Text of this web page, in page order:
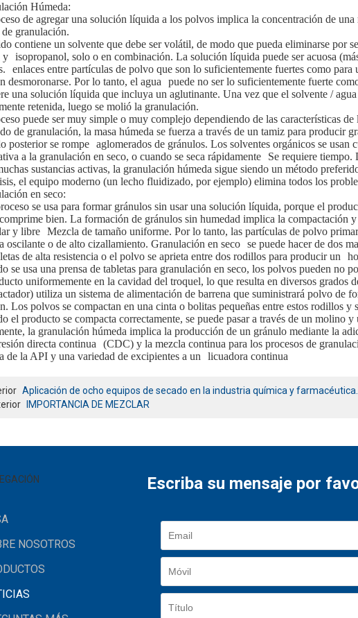
Húmeda:
de agregar una solución líquida a los polvos implica la concentración de
granulación.
contiene un solvente que debe ser volátil, de modo que pueda eliminarse por
y isopropanol, solo o en combinación. La solución líquida puede ser acuosa
enlaces entre partículas de polvo que son lo suficientemente fuertes como
desmoronarse. Por lo tanto, el agua
puede no ser lo suficientemente fuerte
una solución líquida que incluya un aglutinante. Una vez que el solvente /
retenida, luego se molió la granulación.
puede ser muy simple o muy complejo dependiendo de las características
de granulación, la masa húmeda se fuerza a través de un tamiz para producir
posterior se rompe aglomerados de gránulos. Los solventes orgánicos se usan
a la granulación en seco, o cuando se seca rápidamente
Se requiere tiempo.
sustancias activas, la granulación húmeda sigue siendo un método
el equipo moderno (un lecho fluidizado, por ejemplo) elimina todos los
en seco:
se usa para formar gránulos sin usar una solución líquida, porque el
bien. La formación de gránulos sin humedad implica la compactación
y libre Mezcla de tamaño uniforme. Por lo tanto, las partículas de polvo
oscilante o de alto cizallamiento. Granulación en seco se puede hacer de dos
de alta resistencia o el polvo se aprieta entre dos rodillos para producir un
se usa una prensa de tabletas para granulación en seco, los polvos pueden no
uniformemente en la cavidad del troquel, lo que resulta en diversos grados
utiliza un sistema de alimentación de barrena que suministrará polvo de
Los polvos se compactan en una cinta o bolitas pequeñas entre estos rodillos
el producto se compacta correctamente, se puede pasar a través de un molino
la granulación húmeda implica la producción de un gránulo mediante la
directa continua
(CDC) y la mezcla continua para los procesos de
de la API y una variedad de excipientes a un
licuadora continua
Aplicación de ocho equipos de secado en la industria química y farmacéutica.
IMPORTANCIA DE MEZCLAR
NOSOTROS
Escriba su mensaje por